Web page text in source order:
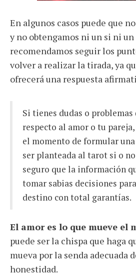
En algunos casos puede que
y no obtengamos ni un si ni un
recomendamos seguir los
volver a realizar la tirada, ya
ofrecerá una respuesta
Si tienes dudas o
respecto al amor o tu
el momento de formular
ser planteada al tarot si o
seguro que la información
tomar sabias decisiones
destino con total garantías.
El amor es lo que mueve el
puede ser la chispa que haga
mueva por la senda adecuada
honestidad.